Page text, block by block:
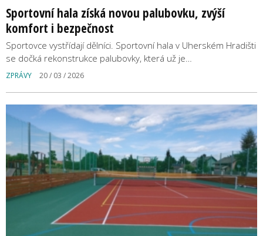
Sportovní hala získá novou palubovku, zvýší
komfort i bezpečnost
Sportovce vystřídají dělníci. Sportovní hala v Uherském Hradišti
se dočká rekonstrukce palubovky, která už je…
ZPRÁVY 20 / 03 / 2026